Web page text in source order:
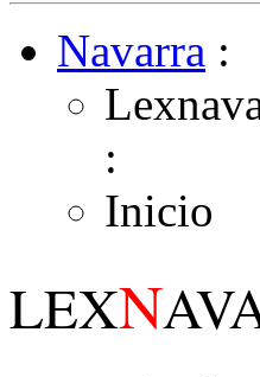
Navarra :
:
Inicio
LEXN